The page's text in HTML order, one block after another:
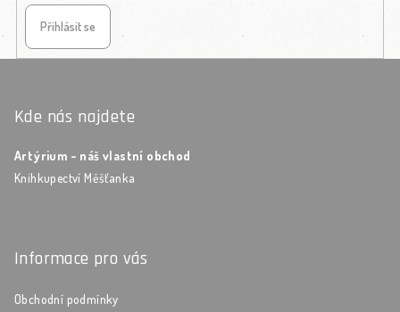
Přihlásit se
Kde nás najdete
Artýrium - náš vlastní obchod
Knihkupectví Měšťanka
Informace pro vás
Obchodní podmínky